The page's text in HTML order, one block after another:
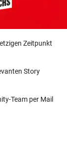
Zeitpunkt
Story
Team per Mail